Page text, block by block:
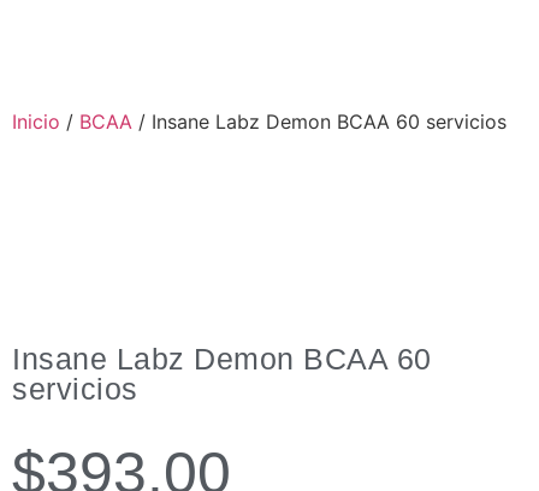
Inicio / BCAA / Insane Labz Demon BCAA 60 servicios
Insane Labz Demon BCAA 60
servicios
$393.00